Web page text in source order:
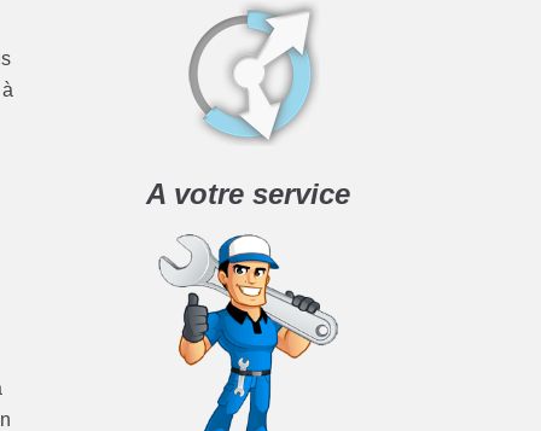
A votre service